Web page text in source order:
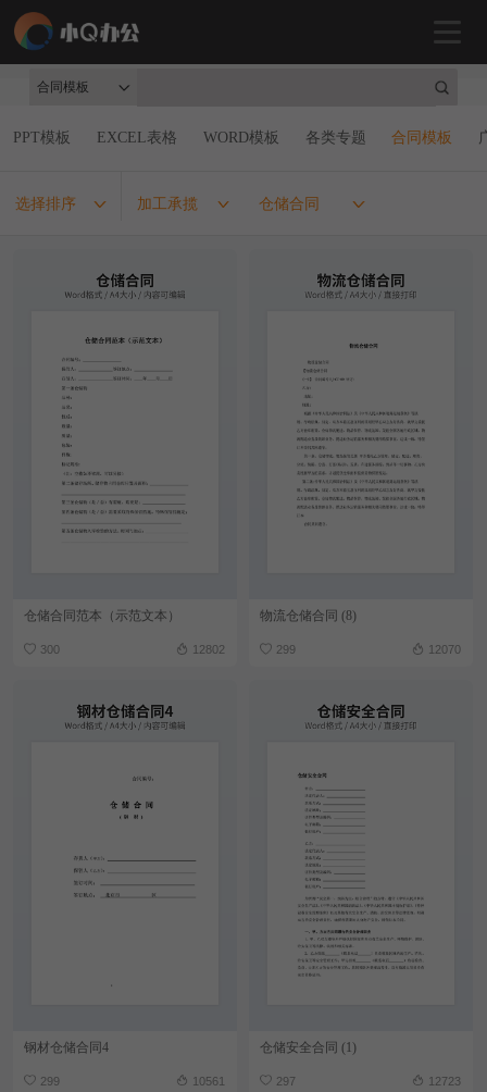
合同模板
PPT模板 EXCEL表格 WORD模板 各类专题 合同模板
选择排序 加工承揽 仓储合同
仓储合同范本（示范文本）
300 12802
物流仓储合同 (8)
299 12070
钢材仓储合同4
299 10561
仓储安全合同 (1)
297 12723